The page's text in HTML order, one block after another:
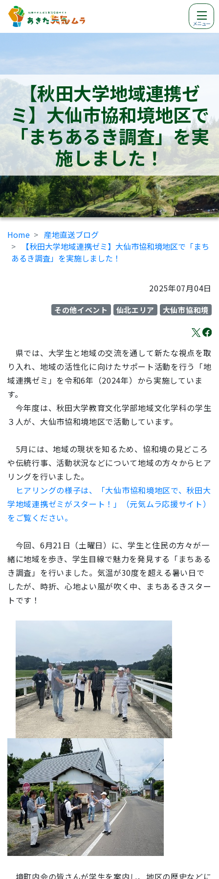
メニュー
【秋田大学地域連携ゼ
ミ】大仙市協和境地区で
「まちあるき調査」を実
施しました！
Home
産地直送ブログ
【秋田大学地域連携ゼミ】大仙市協和境地区で「まち
あるき調査」を実施しました！
2025年07月04日
その他イベント 仙北エリア 大仙市協和境
県では、大学生と地域の交流を通して新たな視点を取
り入れ、地域の活性化に向けたサポート活動を行う「地
域連携ゼミ」を令和6年（2024年）から実施していま
す。
今年度は、秋田大学教育文化学部地域文化学科の学生
３人が、大仙市協和境地区で活動しています。
5月には、地域の現状を知るため、協和境の見どころ
や伝統行事、活動状況などについて地域の方々からヒア
リングを行いました。
ヒアリングの様子は、「大仙市協和境地区で、秋田大
学地域連携ゼミがスタート！」（元気ムラ応援サイト）
をご覧ください。
今回、6月21日（土曜日）に、学生と住民の方々が一
緒に地域を歩き、学生目線で魅力を発見する「まちある
き調査」を行いました。気温が30度を超える暑い日で
したが、時折、心地よい風が吹く中、まちあるきスター
トです！
境町内会の皆さんが学生を案内し、地区の歴史などに